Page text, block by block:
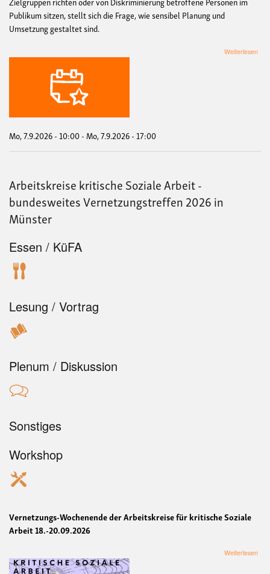
Publikum sitzen, stellt sich die Frage, wie sensibel Planung und
Umsetzung gestaltet sind.
Weiterlesen
Mo, 7.9.2026 - 10:00-Mo, 7.9.2026 - 17:00
Arbeitskreise kritische Soziale Arbeit -
bundesweites Vernetzungstreffen 2026 in
Münster
Essen / KüFA
Lesung / Vortrag
Plenum / Diskussion
Sonstiges
Workshop
Vernetzungs-Wochenende der Arbeitskreise für kritische Soziale
Arbeit 18.-20.09.2026
Weiterlesen